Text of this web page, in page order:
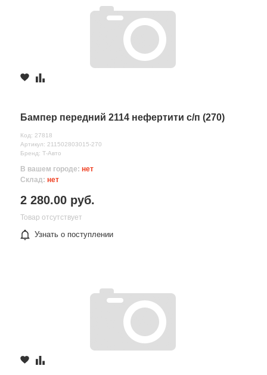
Бампер передний 2114 нефертити с/п (270)
Код: 27818
Артикул: 211502803015-270
Бренд: Т-Авто
В вашем городе: нет
Склад: нет
2 280.00 руб.
Товар отсутствует
Узнать о поступлении